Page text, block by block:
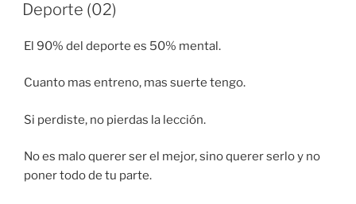
EL
Deporte (02)
El 90% del deporte es 50% mental.
Cuanto mas entreno, mas suerte tengo.
Si perdiste, no pierdas la lección.
No es malo querer ser el mejor, sino querer serlo y no
poner todo de tu parte.